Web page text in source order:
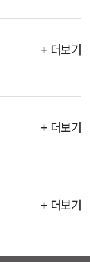
+ 더보기
+ 더보기
+ 더보기